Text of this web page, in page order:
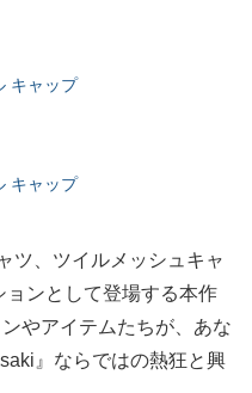
キャップ
キャップ
ツ、ツイルメッシュキャ
ンとして登場する本作
やアイテムたちが、あな
』ならではの熱狂と興